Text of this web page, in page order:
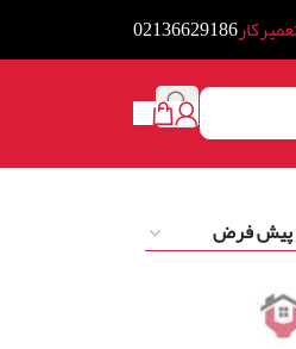
02136629186